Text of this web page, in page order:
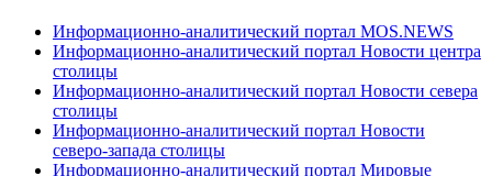
Информационно-аналитический портал MOS.NEWS
Информационно-аналитический портал Новости центра
столицы
Информационно-аналитический портал Новости севера
столицы
Информационно-аналитический портал Новости
северо-запада столицы
Информационно-аналитический портал Мировые